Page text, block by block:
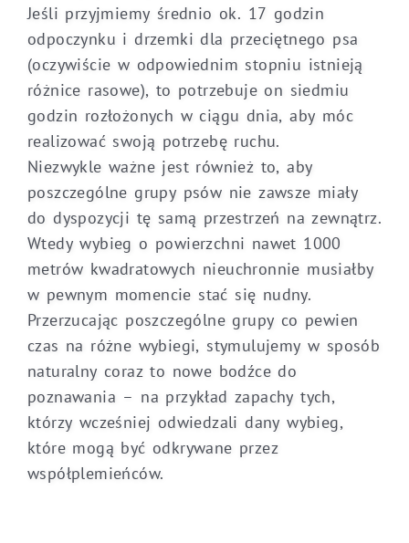
Jeśli przyjmiemy średnio ok. 17 godzin
odpoczynku i drzemki dla przeciętnego psa
(oczywiście w odpowiednim stopniu istnieją
różnice rasowe), to potrzebuje on siedmiu
godzin rozłożonych w ciągu dnia, aby móc
realizować swoją potrzebę ruchu.
Niezwykle ważne jest również to, aby
poszczególne grupy psów nie zawsze miały
do dyspozycji tę samą przestrzeń na zewnątrz.
Wtedy wybieg o powierzchni nawet 1000
metrów kwadratowych nieuchronnie musiałby
w pewnym momencie stać się nudny.
Przerzucając poszczególne grupy co pewien
czas na różne wybiegi, stymulujemy w sposób
naturalny coraz to nowe bodźce do
poznawania – na przykład zapachy tych,
którzy wcześniej odwiedzali dany wybieg,
które mogą być odkrywane przez
współplemieńców.